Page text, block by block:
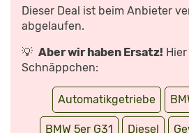
Dieser Deal ist beim Anbieter
abgelaufen.
💡 Aber wir haben Ersatz!
Schnäppchen:
Automatikgetriebe
BMW 5er G31 Diesel
AUTO
MOTOR
UND
SPORT“
YOUTUBE
ANZEIGEN